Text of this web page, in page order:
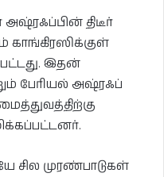
திடீர்
இதன்
பேரியல் அஷ்ரஃப்
சில முரண்பாடுகள்